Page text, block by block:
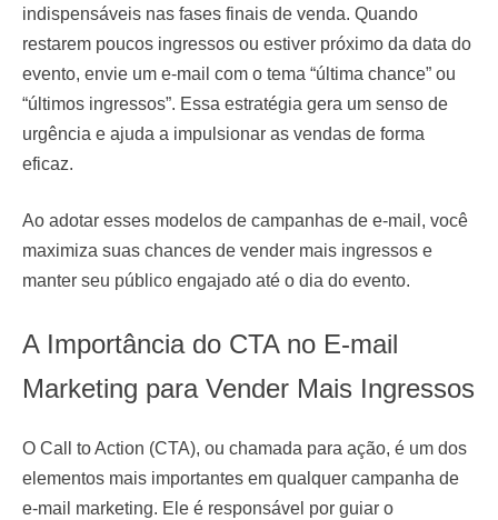
indispensáveis nas fases finais de venda. Quando
restarem poucos ingressos ou estiver próximo da data do
evento, envie um e-mail com o tema “última chance” ou
“últimos ingressos”. Essa estratégia gera um senso de
urgência e ajuda a impulsionar as vendas de forma
eficaz.
Ao adotar esses modelos de campanhas de e-mail, você
maximiza suas chances de vender mais ingressos e
manter seu público engajado até o dia do evento.
A Importância do CTA no E-mail
Marketing para Vender Mais Ingressos
O Call to Action (CTA), ou chamada para ação, é um dos
elementos mais importantes em qualquer campanha de
e-mail marketing. Ele é responsável por guiar o